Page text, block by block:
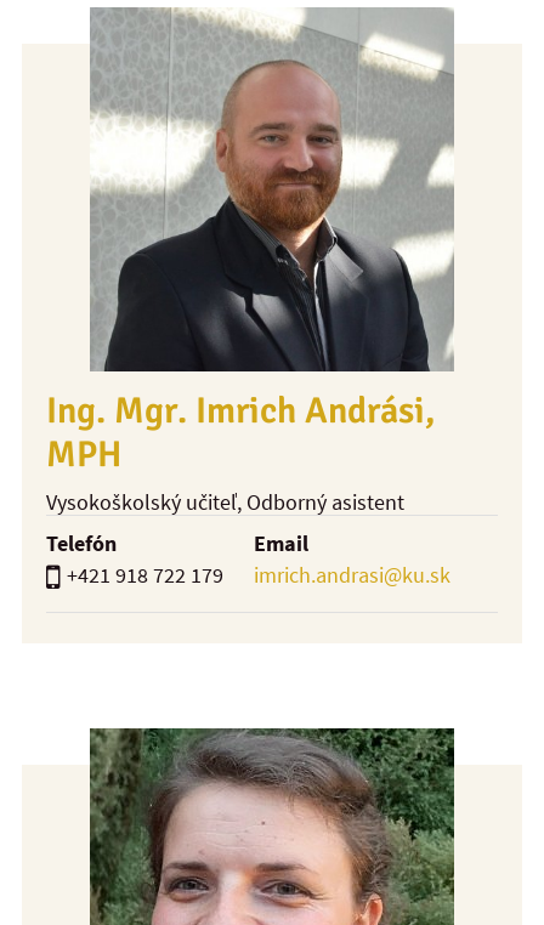
Ing. Mgr. Imrich Andrási,
MPH
Vysokoškolský učiteľ, Odborný asistent
Telefón
+421 918 722 179
Email
imrich.andrasi@ku.sk